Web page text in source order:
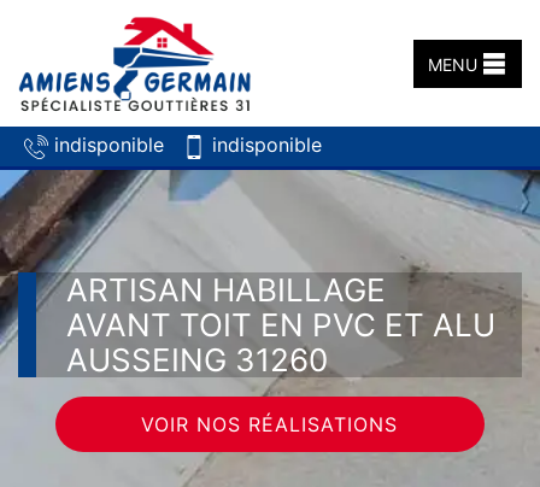
indisponible indisponible
MENU
ARTISAN HABILLAGE
AVANT TOIT EN PVC ET ALU
AUSSEING 31260
VOIR NOS RÉALISATIONS